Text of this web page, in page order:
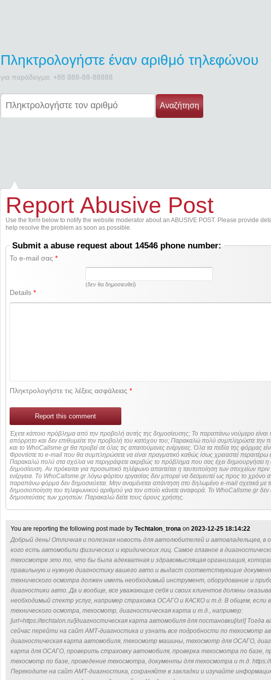
Πληκτρολογήστε έναν αριθμό τηλεφώνου
για παράδειγμα: +88 888-88-88888
Αναζήτηση
Report Abusive Post
Use the form below to notify the website moderator about an ABUSIVE POST. Please provide
help resolve the problem as soon as possible.
Submit a abuse request about 14546 phone number:
Το e-mail σας*
(δεν θα δημοσιευθεί)
Details*
Πληκτρολογήστε τις λέξεις ασφάλειας*
Report this comment
Έχετε κάποιο πρόβλημα από την προβολή αυτής της δημοσίευσης; Το παραπάνω νούμερο
απόρρητο και δεν επιθυμείτε την προβολή του κατόχου του; Παρακαλώ πολύ συμπληρώστε την
και το WhoCallsme.gr θα προβεί σε όλες τις απαιτούμενες ενέργειες. Όλα τα πεδία της φόρμας
Φροντίστε το e-mail που θα συμπληρώσετε να είναι πραγματικό καθώς ίσως χρειαστεί περαιτέρω
Παρακαλώ πολύ στα σχόλια να περιγράψετε ακριβώς το πρόβλημα που σας έχει δημιουργήσει η
δημοσίευση. Αν πρόκειται για προσωπικό τηλέφωνο απαιτείται η ταυτοποίηση των στοιχείων πριν από οποιοδήποτε
ενέργεια. Τo WhoCallsme.gr λόγω φόρτου εργασίας δεν μπορεί να δεσμευτεί ως προς το χρόνο
παραπάνω φόρμα δεν δημοσιεύεται. Μην αναμένεται απάντηση στο δηλωμένο e-mail σχετικά με
δημοσιοποίηση του τηλεφωνικού αριθμού για τον οποίο κάνετε αναφορά. Το WhoCallsme.gr δεν
δημοσιεύσεις των χρηστών. Παρακαλώ δείτε τους όρους χρήσης.
You are reporting the following post made by Techtalon_trona on 2023-12-25 18:14:22
Добрый день! Отличная и полезная новость для автолюбителей и автовладельцев, в
кого есть автомобили физических и юридических лиц. Самое главное в
техосмотре это то, что бы была адекватная и здравомыслящая организация,
правильную и нужную диагностику вашего авто и выдаст соответствующие
технического осмотра должен иметь необходимый инструмент, оборудование и
диагностики авто. Да и вообще, все уважающие себя и своих клиентов должны
необходимый спектр услуг, например страховка ОСАГО и КАСКО и т.д. В общем, если
технического осмотра, техосмотр, диагностическая карта и т.д., например:
[url=https://techtalon.ru/]диагностическая карта автомобиля для постановки[/url] Тогда
сейчас перейти на сайт АМТ-диагностика и узнать все подробности по техосмотр
диагностическая карта автомобиля, техосмотр машины, техосмотр для ОСАГО,
карта для ОСАГО, проверить страховку автомобиля, проверка техосмотра по базе,
техосмотр по базе, проведение техосмотра, документы для техосмотра и т.д. https://
Переходите на сайт АМТ-диагностика, сохраняйте в закладки и изучайте